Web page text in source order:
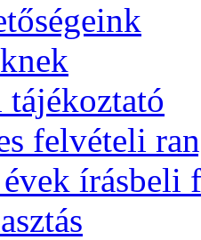
felvételi
írásbeli